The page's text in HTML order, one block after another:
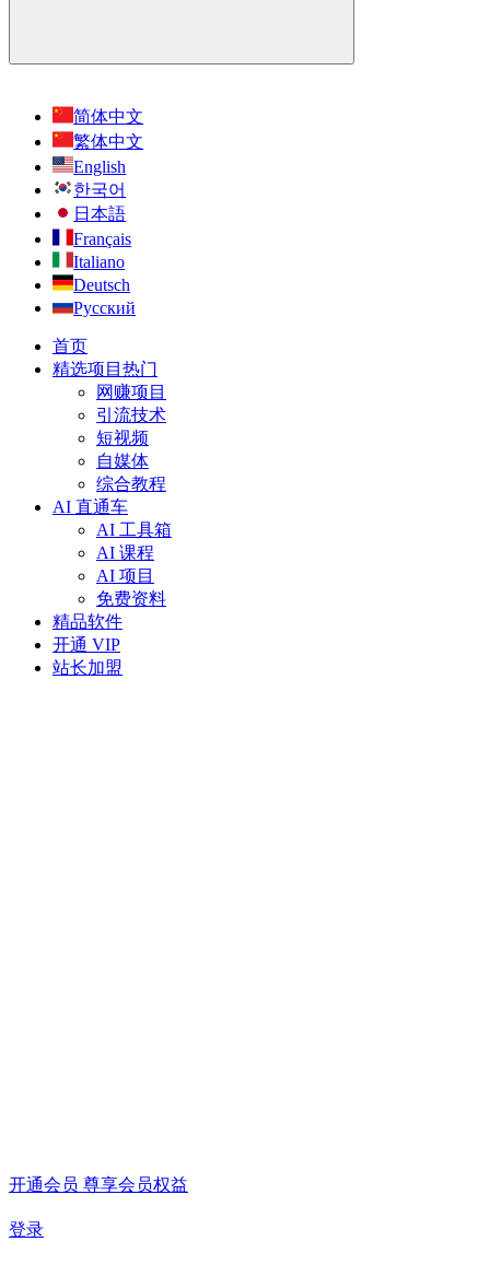
简体中文
繁体中文
English
한국어
日本語
Français
Italiano
Deutsch
Русский
首页
精选项目 热门
网赚项目
引流技术
短视频
自媒体
综合教程
AI 直通车
AI 工具箱
AI 课程
AI 项目
免费资料
精品软件
开通 VIP
站长加盟
开通会员 尊享会员权益
登录